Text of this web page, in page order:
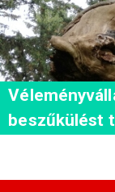
beszűkülést